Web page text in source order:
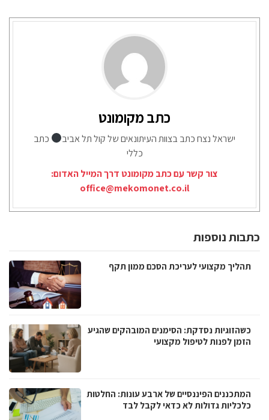
כתב מקומונט
ישראל נצח כתב בצוות העיתונאים של קול תל אביב
כתב
כללי
צור קשר עם כתב מקומונט דרך המייל האדום:
office@mekomonet.co.il
כתבות נוספות
תהליך מקצועי לעריכת הסכם ממון תקף
כשהזוגיות נסדקת: הסימנים המובהקים שהגיע
הזמן לפנות לטיפול מקצועי
המתכננים הפיננסיים של ארבע עונות: החלטות
כלכליות גדולות לא כדאי לקבל לבד